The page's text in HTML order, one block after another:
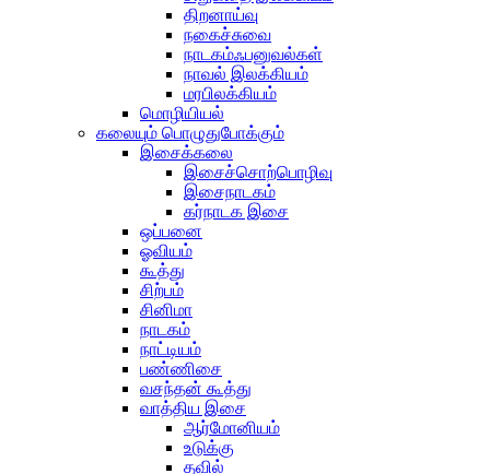
திறனாய்வு
நகைச்சுவை
நாடகம்ஃபனுவல்கள்
நாவல் இலக்கியம்
மரபிலக்கியம்
மொழியியல்
கலையும் பொழுதுபோக்கும்
இசைக்கலை
இசைச்சொற்பொழிவு
இசைநாடகம்
கர்நாடக இசை
ஒப்பனை
ஓவியம்
கூத்து
சிற்பம்
சினிமா
நாடகம்
நாட்டியம்
பண்ணிசை
வசந்தன் கூத்து
வாத்திய இசை
ஆர்மோனியம்
உடுக்கு
தவில்